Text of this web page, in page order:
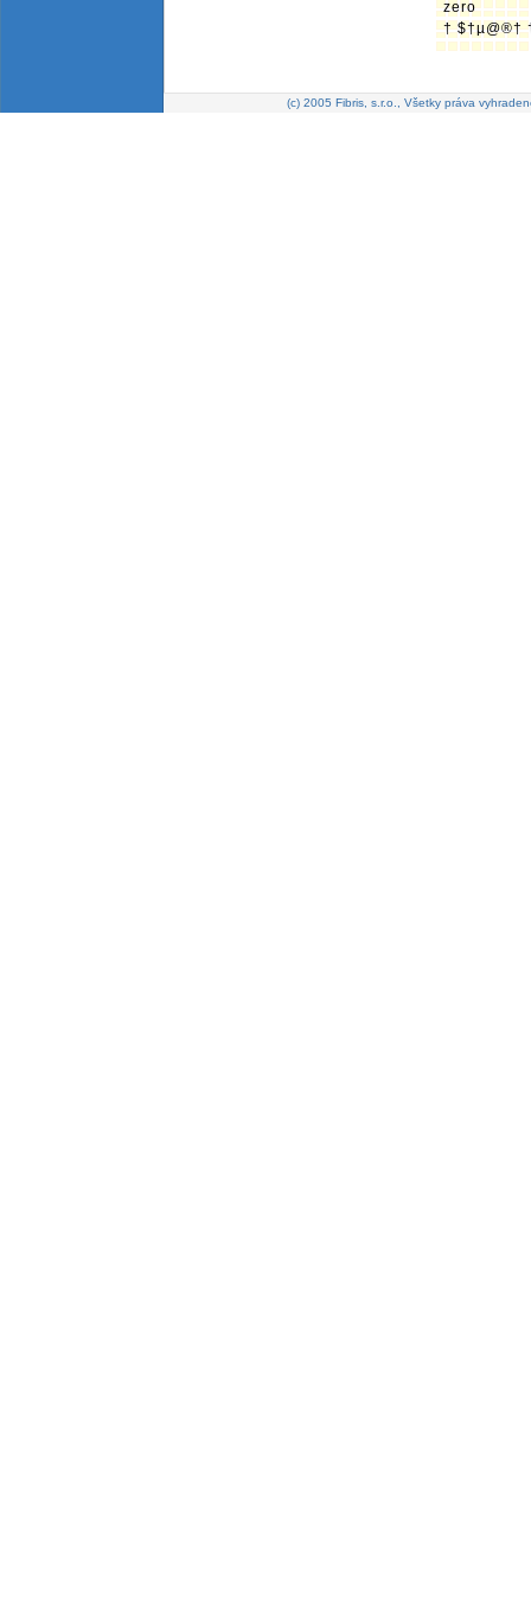
zero
† $†µ@®†
(c) 2005 Fibris, s.r.o., Všetky práva